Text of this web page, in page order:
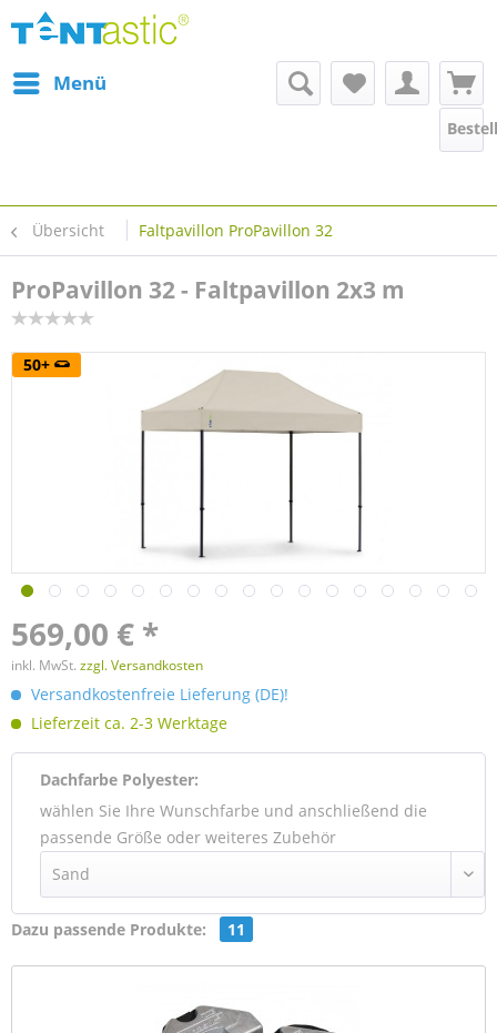
Menü
Übersicht Faltpavillon ProPavillon 32
ProPavillon 32 - Faltpavillon 2x3 m
50+
569,00 € *
inkl. MwSt. zzgl. Versandkosten
Versandkostenfreie Lieferung (DE)!
Lieferzeit ca. 2-3 Werktage
Dachfarbe Polyester:
wählen Sie Ihre Wunschfarbe und anschließend die
passende Größe oder weiteres Zubehör
Dazu passende Produkte: 11